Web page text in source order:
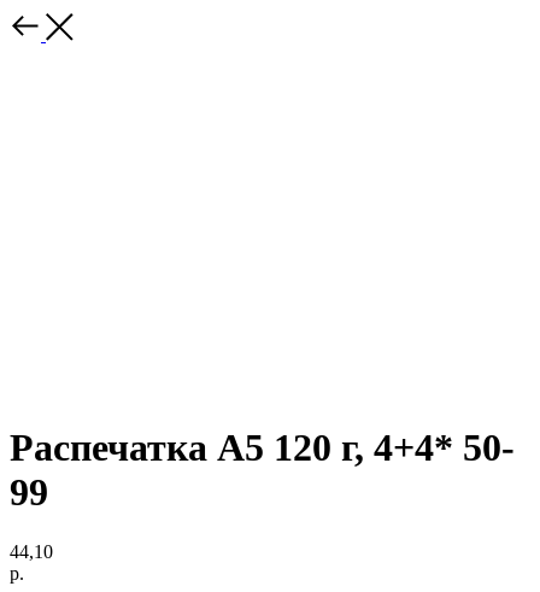
Распечатка А5 120 г, 4+4* 50-
99
44,10
р.